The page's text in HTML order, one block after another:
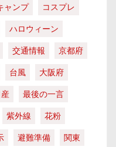
ャンプ
コスプレ
ハロウィーン
交通情報
京都府
台風
大阪府
最後の一言
紫外線
花粉
避難準備
関東